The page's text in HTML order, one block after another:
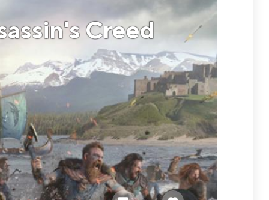
Creed